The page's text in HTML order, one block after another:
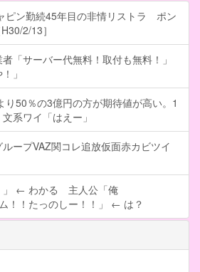
ピン勤続45年目の非情リストラ ポン
2/13］
「サーバー代無料！取付も無料！」
」
り50％の3億円の方が期待値が高い。1
系ワイ「はえー」
ープVAZ関コレ追放仮面赤カビツイ
」 ← わかる 主人公「俺
！！たっのしー！！」 ← は？